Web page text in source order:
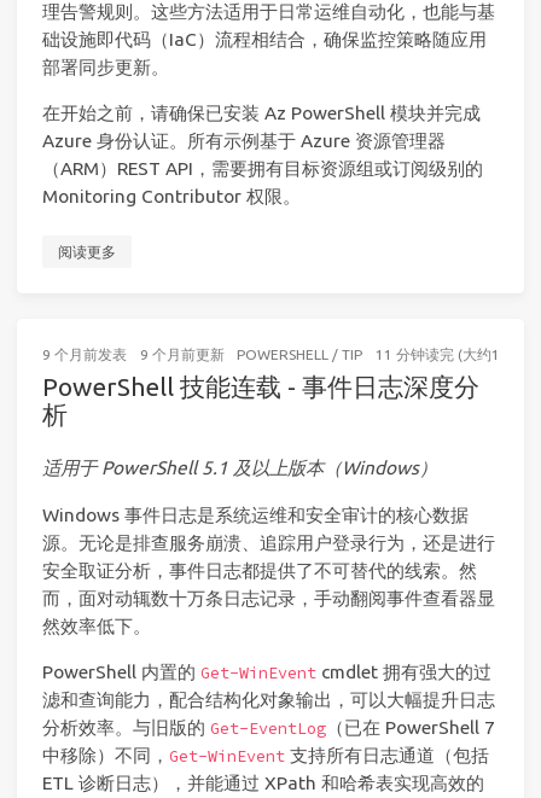
理告警规则。这些方法适用于日常运维自动化，也能与基
础设施即代码（IaC）流程相结合，确保监控策略随应用
部署同步更新。
在开始之前，请确保已安装 Az PowerShell 模块并完成
Azure 身份认证。所有示例基于 Azure 资源管理器
（ARM）REST API，需要拥有目标资源组或订阅级别的
Monitoring Contributor 权限。
阅读更多
9 个月前发表 9 个月前更新 POWERSHELL / TIP 11 分钟读完 (大约1724
PowerShell 技能连载 - 事件日志深度分
析
适用于 PowerShell 5.1 及以上版本（Windows）
Windows 事件日志是系统运维和安全审计的核心数据
源。无论是排查服务崩溃、追踪用户登录行为，还是进行
安全取证分析，事件日志都提供了不可替代的线索。然
而，面对动辄数十万条日志记录，手动翻阅事件查看器显
然效率低下。
PowerShell 内置的 Get-WinEvent cmdlet 拥有强大的过
滤和查询能力，配合结构化对象输出，可以大幅提升日志
分析效率。与旧版的 Get-EventLog （已在 PowerShell 7
中移除）不同， Get-WinEvent 支持所有日志通道（包括
ETL 诊断日志），并能通过 XPath 和哈希表实现高效的